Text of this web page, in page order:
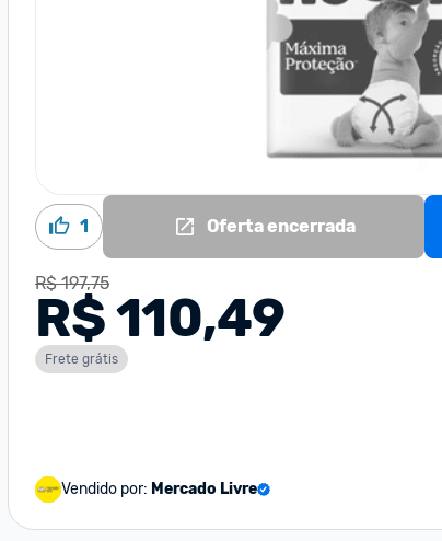
1 Oferta encerrada
R$ 197,75
R$ 110,49
Frete grátis
Vendido por: Mercado Livre